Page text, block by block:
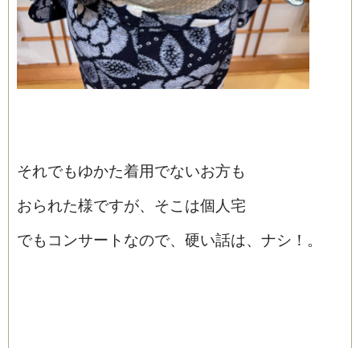
それでもゆかた着用でないお方も
おられた様ですが、そこは個人宅
でもコンサートなので、硬い話は、ナシ！。